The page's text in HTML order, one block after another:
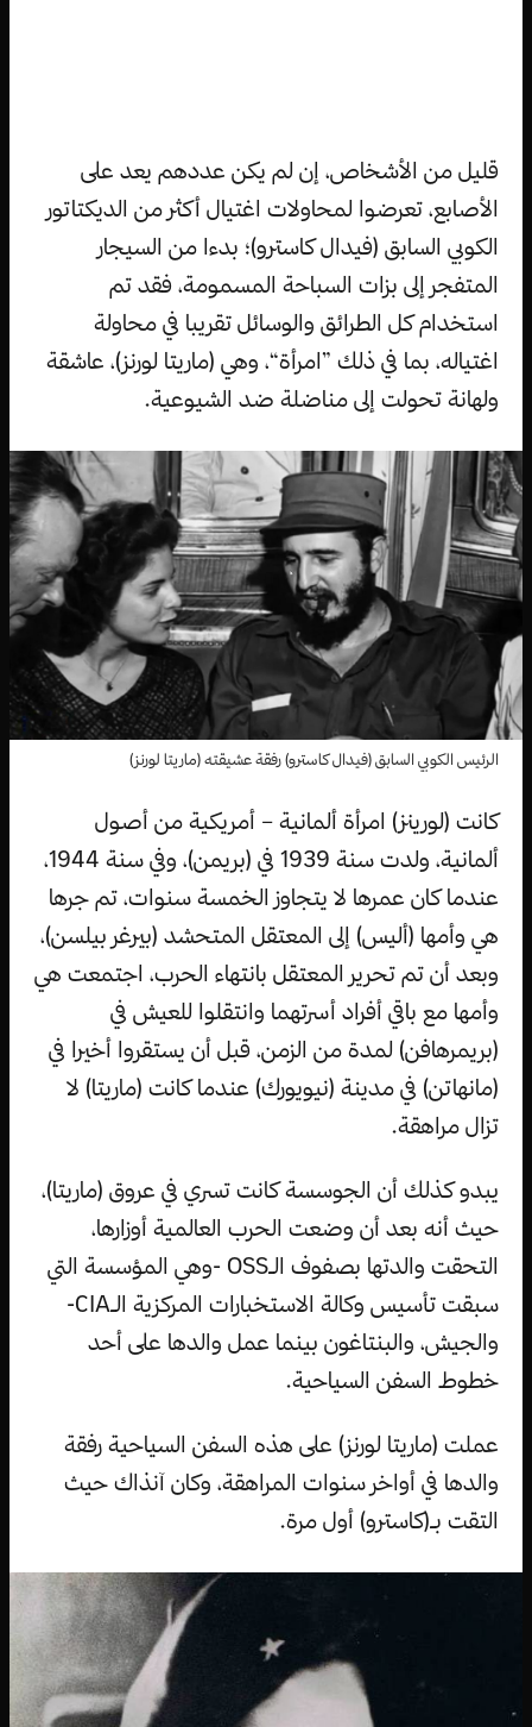
قليل من الأشخاص، إن لم يكن عددهم يعد على
الأصابع، تعرضوا لمحاولات اغتيال أكثر من الديكتاتور
الكوبي السابق (فيدال كاسترو)؛ بدءا من السيجار
المتفجر إلى بزات السباحة المسمومة، فقد تم
استخدام كل الطرائق والوسائل تقريبا في محاولة
اغتياله، بما في ذلك ”امرأة“، وهي (ماريتا لورنز)، عاشقة
ولهانة تحولت إلى مناضلة ضد الشيوعية.
الرئيس الكوبي السابق (فيدال كاسترو) رفقة عشيقته (ماريتا لورنز)
كانت (لورينز) امرأة ألمانية – أمريكية من أصول
ألمانية، ولدت سنة 1939 في (بريمن)، وفي سنة 1944،
عندما كان عمرها لا يتجاوز الخمسة سنوات، تم جرها
هي وأمها (أليس) إلى المعتقل المتحشد (بيرغر بيلسن)،
وبعد أن تم تحرير المعتقل بانتهاء الحرب، اجتمعت هي
وأمها مع باقي أفراد أسرتهما وانتقلوا للعيش في
(بريمرهافن) لمدة من الزمن، قبل أن يستقروا أخيرا في
(مانهاتن) في مدينة (نيويورك) عندما كانت (ماريتا) لا
تزال مراهقة.
يبدو كذلك أن الجوسسة كانت تسري في عروق (ماريتا)،
حيث أنه بعد أن وضعت الحرب العالمية أوزارها،
التحقت والدتها بصفوف الـOSS -وهي المؤسسة التي
سبقت تأسيس وكالة الاستخبارات المركزية الـCIA-
والجيش، والبنتاغون بينما عمل والدها على أحد
خطوط السفن السياحية.
عملت (ماريتا لورنز) على هذه السفن السياحية رفقة
والدها في أواخر سنوات المراهقة، وكان آنذاك حيث
التقت بـ(كاسترو) أول مرة.